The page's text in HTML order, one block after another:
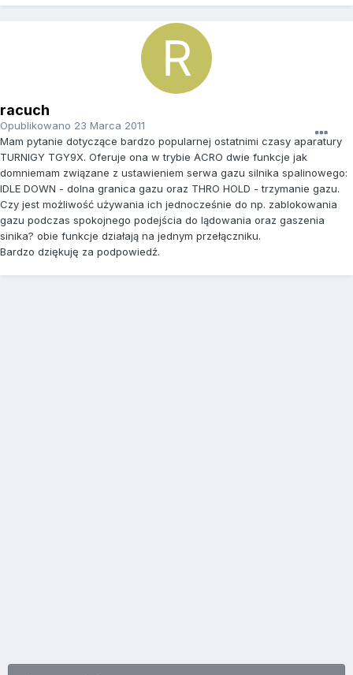
racuch
Opublikowano 23 Marca 2011
Mam pytanie dotyczące bardzo popularnej ostatnimi czasy aparatury
TURNIGY TGY9X. Oferuje ona w trybie ACRO dwie funkcje jak
domniemam związane z ustawieniem serwa gazu silnika spalinowego:
IDLE DOWN - dolna granica gazu oraz THRO HOLD - trzymanie gazu.
Czy jest możliwość używania ich jednocześnie do np. zablokowania
gazu podczas spokojnego podejścia do lądowania oraz gaszenia
sinika? obie funkcje działają na jednym przełączniku.
Bardzo dziękuję za podpowiedź.